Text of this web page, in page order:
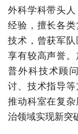
外科学科带头
经验，擅长各
技术，曾获军
享有较高声誉
普外科技术顾
讨、技术指导
推动科室在复
治领域实现新突